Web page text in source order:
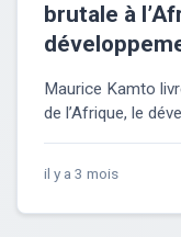
brutale à
Maurice Kamto
de l’Afrique, le
il y a 3 mois